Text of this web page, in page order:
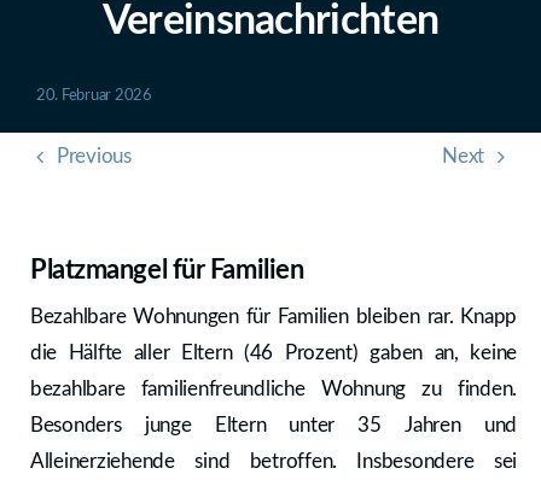
Vereinsnachrichten
20. Februar 2026
Previous Next
Platzmangel für Familien
Bezahlbare Wohnungen für Familien bleiben rar. Knapp
die Hälfte aller Eltern (46 Prozent) gaben an, keine
bezahlbare familienfreundliche Wohnung zu finden.
Besonders junge Eltern unter 35 Jahren und
Alleinerziehende sind betroffen. Insbesondere sei